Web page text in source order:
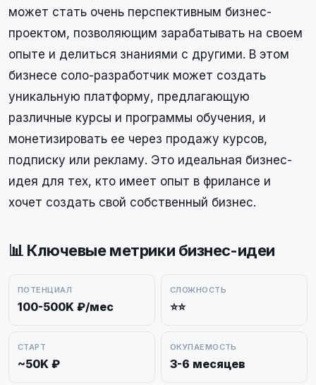
может стать очень перспективным бизнес-
проектом, позволяющим зарабатывать на своем
опыте и делиться знаниями с другими. В этом
бизнесе соло-разработчик может создать
уникальную платформу, предлагающую
различные курсы и программы обучения, и
монетизировать ее через продажу курсов,
подписку или рекламу. Это идеальная бизнес-
идея для тех, кто имеет опыт в фрилансе и
хочет создать свой собственный бизнес.
📊 Ключевые метрики бизнес-идеи
ПОТЕНЦИАЛ
100-500K ₽/мес
СЛОЖНОСТЬ
⭐⭐
СТАРТ
~50K ₽
ОКУПАЕМОСТЬ
3-6 месяцев